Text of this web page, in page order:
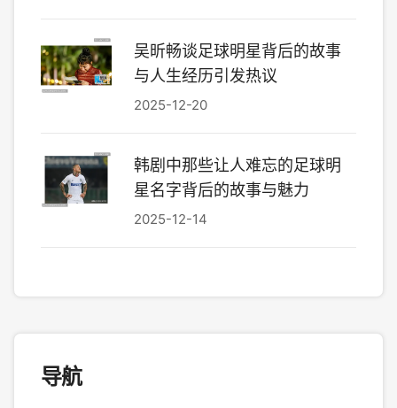
吴昕畅谈足球明星背后的故事
与人生经历引发热议
2025-12-20
韩剧中那些让人难忘的足球明
星名字背后的故事与魅力
2025-12-14
导航